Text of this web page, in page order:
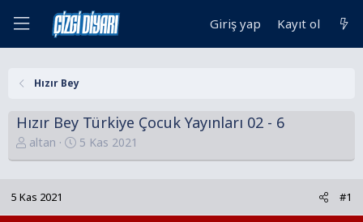
Giriş yap Kayıt ol
Hızır Bey
Hızır Bey Türkiye Çocuk Yayınları 02 - 6
K
o
u
y
altan
B
a
a
5 Kas 2021
5 Kas 2021 #1